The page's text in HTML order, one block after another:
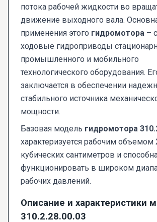
потока рабочей жидкости во
движение выходного вала.
применения этого гидромотора –
ходовые гидроприводы
промышленного и мобильного
технологического оборудования.
заключается в обеспечении
стабильного источника
мощности.
Базовая модель гидромотора
характеризуется рабочим объемом
кубических сантиметров и
функционировать в широком
рабочих давлений.
Описание и характеристики
310.2.28.00.03